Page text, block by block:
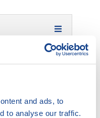
and ads, to
to analyse our traffic.